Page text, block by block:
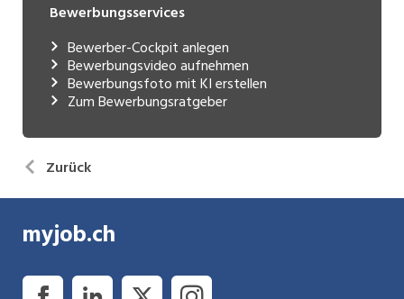
Bewerbungsservices
Bewerber-Cockpit anlegen
Bewerbungsvideo aufnehmen
Bewerbungsfoto mit KI erstellen
Zum Bewerbungsratgeber
Zurück
myjob.ch